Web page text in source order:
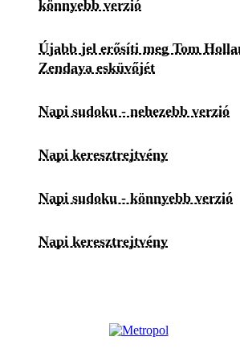
könnyebb verzió
Újabb jel erősíti meg Tom
Zendaya esküvőjét
Napi sudoku - nehezebb verzió
Napi keresztrejtvény
Napi sudoku - könnyebb verzió
Napi keresztrejtvény